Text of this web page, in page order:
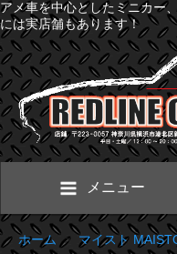
アメ車を中心としたミニカー
には実店舗もあります！
メニュー
ホーム>マイスト